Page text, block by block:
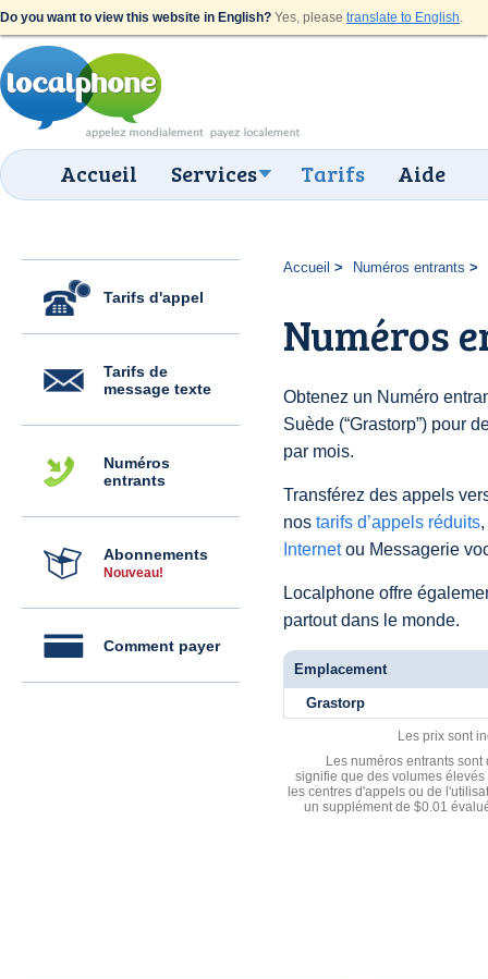
Do you want to view this website in English? Yes, please translate to English.
Accueil Services Tarifs Aide
Tarifs d'appel
Tarifs de
message texte
Numéros
entrants
Abonnements
Nouveau!
Comment payer
Accueil Numéros entrants
Numéros
Obtenez un Numéro
Suède (“Grastorp”) pour
par mois.
Transférez des appels
nos tarifs d’appels réduits
Internetou Messagerie
Localphone offre
partout dans le monde.
Emplacement
Grastorp
Les prix sont
Les numéros entrants
signifie que des volumes
les centres d'appels ou de
un supplément de $0.01